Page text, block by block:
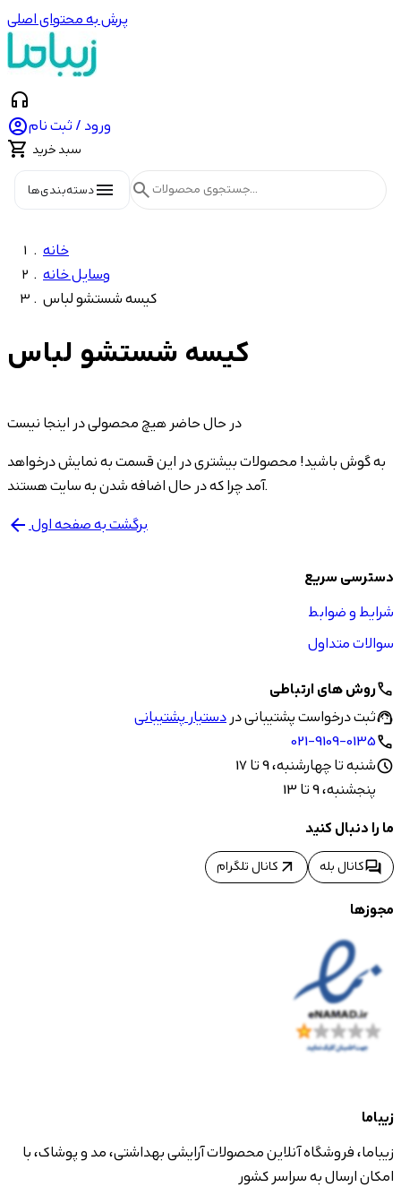
پرش به محتوای اصلی
headphones
ورود / ثبت نام
 سبد خرید
menuدسته‌بندی‌ها search
خانه
وسایل خانه
کیسه شستشو لباس
کیسه شستشو لباس
در حال حاضر هیچ محصولی در اینجا نیست
به گوش باشید! محصولات بیشتری در این قسمت به نمایش درخواهد
آمد چرا که در حال اضافه شدن به سایت هستند.
arrow_back برگشت به صفحه اول
دسترسی سریع
شرایط و ضوابط
سوالات متداول
callروش های ارتباطی
support_agentثبت درخواست پشتیبانی دردستیار پشتیبانی
call
021-9109-0135
scheduleشنبه تا چهارشنبه، 9 تا 17
پنجشنبه، 9 تا 13
ما را دنبال کنید
forumکانال بله arrow_outward کانال تلگرام
مجوزها
زیباما
زیباما، فروشگاه آنلاین محصولات آرایشی بهداشتی، مد و پوشاک، با
امکان ارسال به سراسر کشور